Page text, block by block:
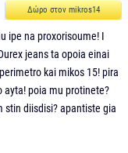
Δώρο στον mikros14
ipe na proxorisoume! I
jeans ta opoia einai
kai mikos 15! pira
ayta! poia mu protinete?
stin diisdisi? apantiste gia